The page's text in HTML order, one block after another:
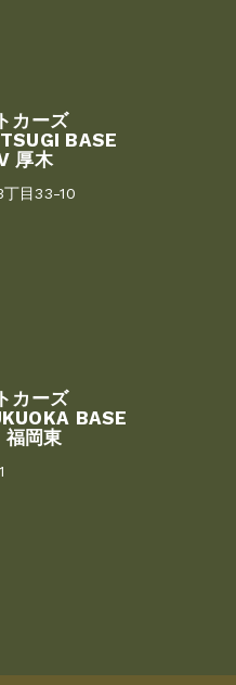
カーズ
BASE
厚木
丁目33-10
カーズ
BASE
岡東